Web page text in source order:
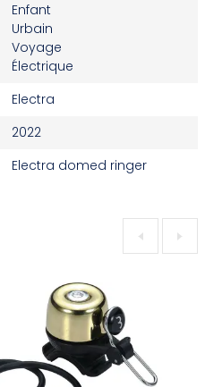
Enfant
Urbain
Voyage
Électrique
Electra
2022
Electra domed ringer